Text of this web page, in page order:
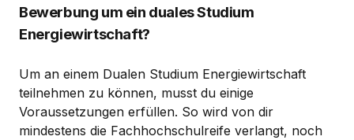
Bewerbung um ein duales Studium
Energiewirtschaft?
Um an einem Dualen Studium Energiewirtschaft
teilnehmen zu können, musst du einige
Voraussetzungen erfüllen. So wird von dir
mindestens die Fachhochschulreife verlangt, noch